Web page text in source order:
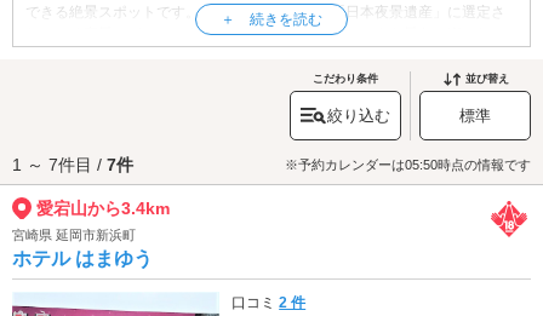
できる絶景スポットです。また、「夜景百選」「日本夜景遺産」に選定さ
れている夜景スポットでもあり、日没後はロマンチックな景色を楽しむこ
(このはなさくやひめ)が出会い、結婚したという伝承が残されていることか
ら、神話にちなみ、幸せを呼ぶ鐘や、南京錠をかけて愛を誓うハート形の
モニュメントが設置されています。カップルの聖地へぜひお出かけくださ
愛宕山へは、延岡・新浜町エリアのラブホテルからもアクセスが便利で
す。
こだわり条件
絞り込む
並び替え
標準
1 ～ 7件目 / 7件 ※予約カレンダーは05:50時点の情報です
愛宕山から3.4km
宮崎県 延岡市新浜町
ホテル はまゆう
口コミ2 件